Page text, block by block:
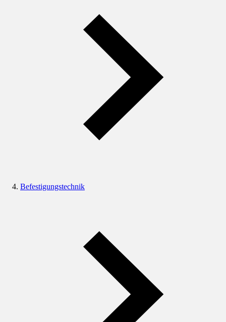
Befestigungstechnik